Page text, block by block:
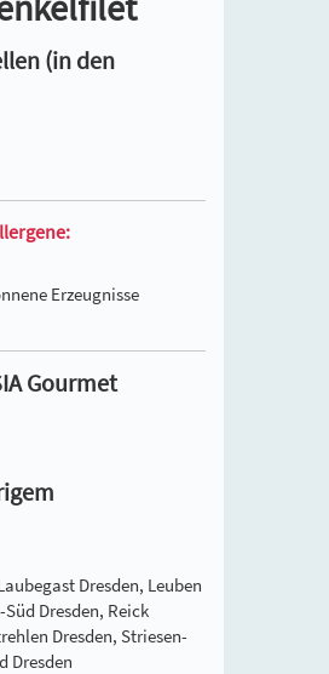
(in den
Erzeugnisse
Gourmet
Dresden, Leuben
Dresden, Reick
Dresden, Striesen-
Dresden